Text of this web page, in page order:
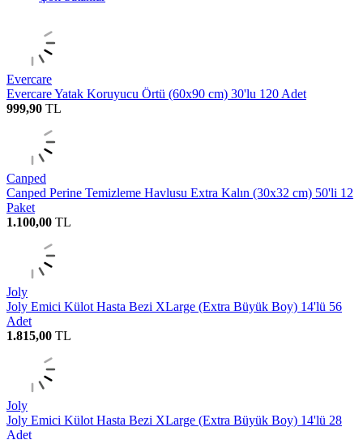
Evercare
Evercare Yatak Koruyucu Örtü (60x90 cm) 30'lu 120 Adet
999,90 TL
Canped
Canped Perine Temizleme Havlusu Extra Kalın (30x32 cm) 50'li 12
Paket
1.100,00 TL
Joly
Joly Emici Külot Hasta Bezi XLarge (Extra Büyük Boy) 14'lü 56
Adet
1.815,00 TL
Joly
Joly Emici Külot Hasta Bezi XLarge (Extra Büyük Boy) 14'lü 28
Adet